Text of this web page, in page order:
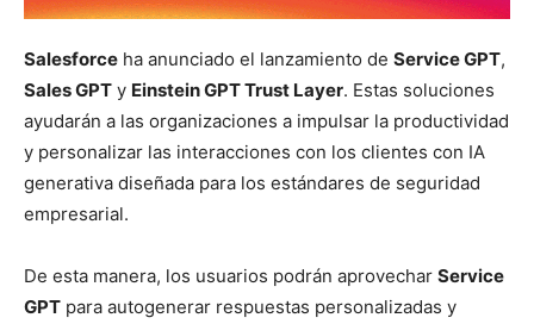
Salesforce ha anunciado el lanzamiento de Service GPT,
Sales GPT y Einstein GPT Trust Layer. Estas soluciones
ayudarán a las organizaciones a impulsar la productividad
y personalizar las interacciones con los clientes con IA
generativa diseñada para los estándares de seguridad
empresarial.
De esta manera, los usuarios podrán aprovechar Service
GPT para autogenerar respuestas personalizadas y